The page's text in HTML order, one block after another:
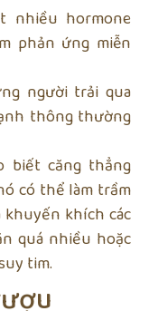
nhiều hormone
phản ứng miễn
người trải qua
thông thường
biết căng thẳng
có thể làm trầm
khuyến khích các
quá nhiều hoặc
tim.